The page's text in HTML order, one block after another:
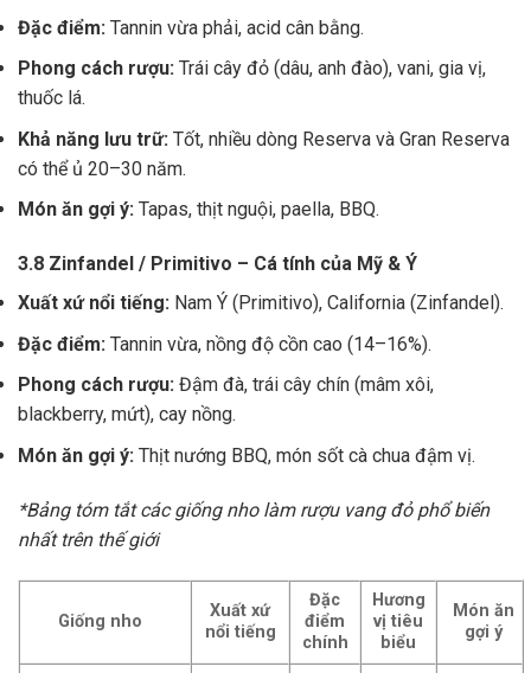
Đặc điểm: Tannin vừa phải, acid cân bằng.
Phong cách rượu: Trái cây đỏ (dâu, anh đào), vani, gia vị,
thuốc lá.
Khả năng lưu trữ: Tốt, nhiều dòng Reserva và Gran Reserva
có thể ủ 20–30 năm.
Món ăn gợi ý: Tapas, thịt nguội, paella, BBQ.
3.8 Zinfandel / Primitivo – Cá tính của Mỹ & Ý
Xuất xứ nổi tiếng: Nam Ý (Primitivo), California (Zinfandel).
Đặc điểm: Tannin vừa, nồng độ cồn cao (14–16%).
Phong cách rượu: Đậm đà, trái cây chín (mâm xôi,
blackberry, mứt), cay nồng.
Món ăn gợi ý: Thịt nướng BBQ, món sốt cà chua đậm vị.
*Bảng tóm tắt các giống nho làm rượu vang đỏ phổ biến
nhất trên thế giới
Giống nho
Xuất xứ
nổi tiếng
Đặc
điểm
chính
Hương
vị tiêu
biểu
Món ăn
gợi ý